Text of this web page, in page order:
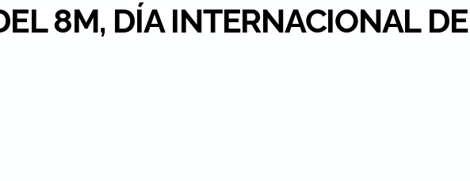
8M, DÍA INTERNACIONAL